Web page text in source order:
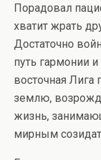
Порадовал
хватит жрать
Достаточно
путь гармонии
восточная
землю,
жизнь,
мирным